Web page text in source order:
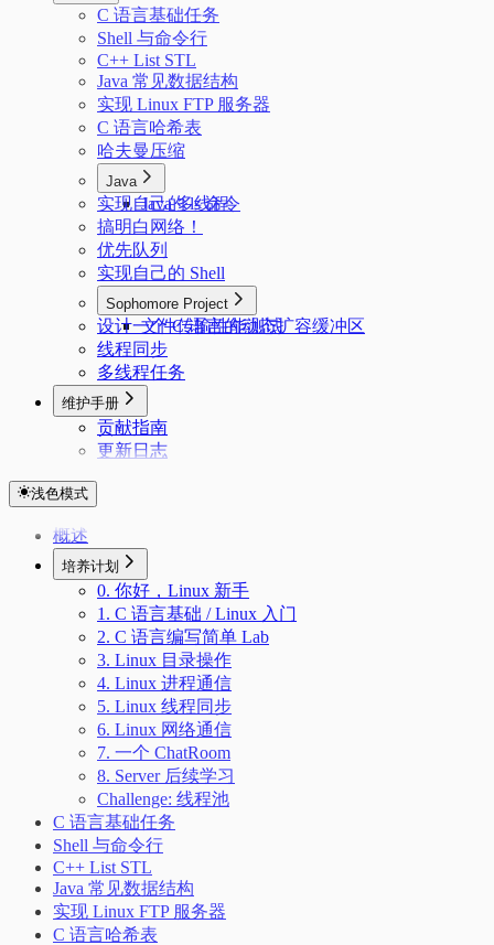
C 语言基础任务
Shell 与命令行
C++ List STL
Java 常见数据结构
实现 Linux FTP 服务器
C 语言哈希表
哈夫曼压缩
Java
Java 多线程
实现自己的 ls 命令
搞明白网络！
优先队列
实现自己的 Shell
Sophomore Project
文件传输性能测试
设计一个 C 语言的动态扩容缓冲区
线程同步
多线程任务
维护手册
贡献指南
更新日志
浅色模式
概述
培养计划
0. 你好，Linux 新手
1. C 语言基础 / Linux 入门
2. C 语言编写简单 Lab
3. Linux 目录操作
4. Linux 进程通信
5. Linux 线程同步
6. Linux 网络通信
7. 一个 ChatRoom
8. Server 后续学习
Challenge: 线程池
C 语言基础任务
Shell 与命令行
C++ List STL
Java 常见数据结构
实现 Linux FTP 服务器
C 语言哈希表